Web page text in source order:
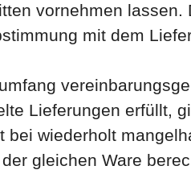
vornehmen lassen.
mit dem
Lieferungen erfüllt,
bei wiederholt
gleichen Ware